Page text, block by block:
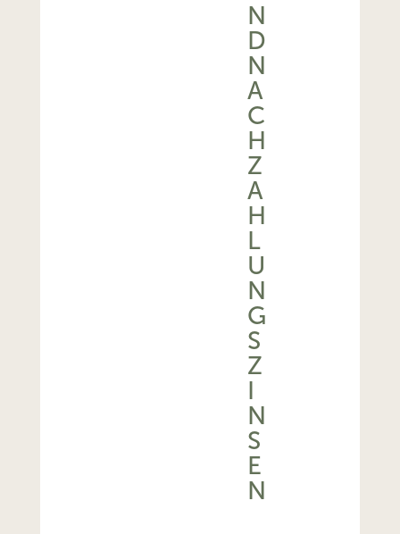
N
D
N
A
C
H
Z
A
H
L
U
N
G
S
Z
I
N
S
E
N